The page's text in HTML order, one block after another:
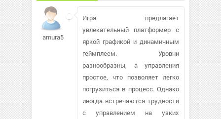
amura521180
Игра предлагает
увлекательный платформер с
яркой графикой и динамичным
геймплеем. Уровни
разнообразны, а управления
простое, что позволяет легко
погрузиться в процесс. Однако
иногда встречаются трудности
с управлением на узких